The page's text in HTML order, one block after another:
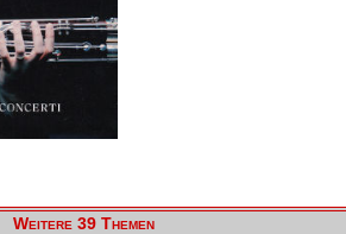
Weitere 39 Themen